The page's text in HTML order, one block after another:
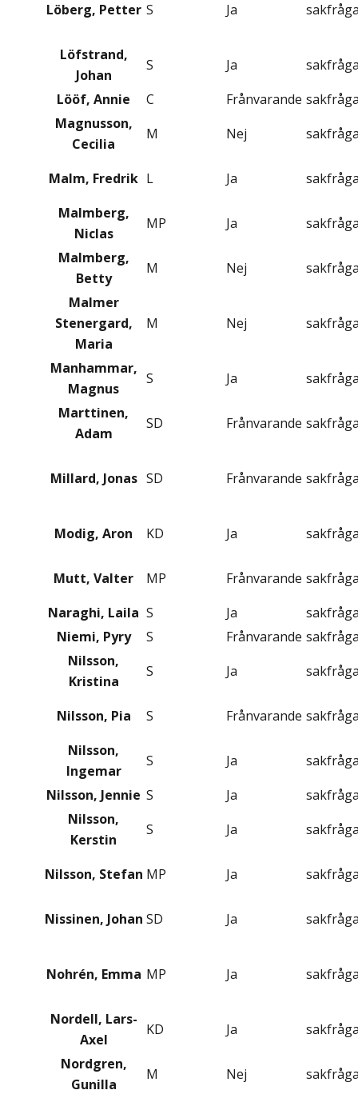
Löberg, Petter S Ja
Löfstrand,
Johan
S Ja
Lööf, Annie
C Frånvarande
Magnusson,
Cecilia
M Nej
Malm, Fredrik L Ja
Malmberg,
Niclas
MP Ja
Malmberg,
Betty
M Nej
Malmer
Stenergard,
Maria
M Nej
Manhammar,
Magnus
S Ja
Marttinen,
Adam
SD Frånvarande
Millard, Jonas SD Frånvarande
Modig, Aron KD Ja
Mutt, Valter MP Frånvarande
Naraghi, Laila S Ja
Niemi, Pyry
S Frånvarande
Nilsson,
Kristina
S Ja
Nilsson, Pia S Frånvarande
Nilsson,
Ingemar
S Ja
Nilsson, Jennie S Ja
Nilsson,
Kerstin
S Ja
Nilsson, Stefan MP Ja
Nissinen, Johan SD Ja
Nohrén, Emma MP Ja
Nordell, Lars-
Axel
KD Ja
Nordgren,
Gunilla
M Nej